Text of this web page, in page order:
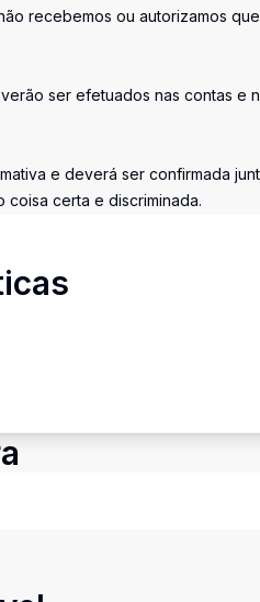
recebemos ou autorizamos
ser efetuados nas contas e
e deverá ser confirmada
certa e discriminada.